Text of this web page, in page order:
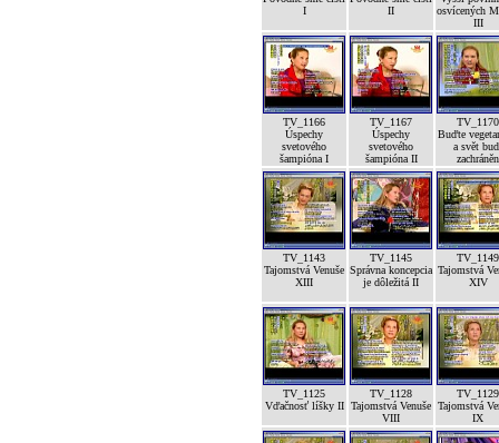
I
II
osvícených
III
TV_1166
Úspechy
svetového
šampióna I
TV_1167
Úspechy
svetového
šampióna II
TV_1170
Buďte
a svět
zachráněn
TV_1143
Tajomstvá Venuše
XIII
TV_1145
Správna koncepcia
je dôležitá II
TV_1149
Tajomstvá
XIV
TV_1125
Vďačnosť líšky II
TV_1128
Tajomstvá Venuše
VIII
TV_1129
Tajomstvá
IX